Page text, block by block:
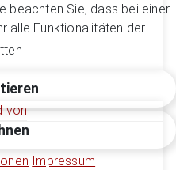
beachten Sie, dass bei einer
alle Funktionalitäten der
Impressum